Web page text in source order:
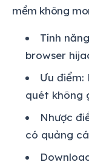
mềm không
Tính
browser
Ưu điểm:
quét không
Nhược
có quảng